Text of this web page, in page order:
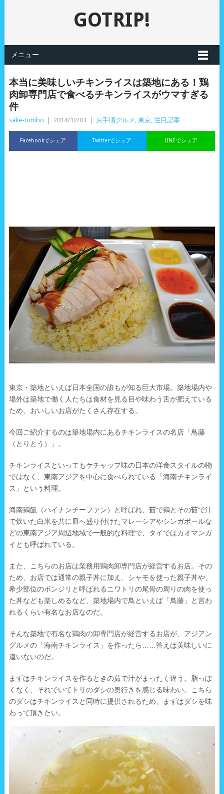
GOTRIP!
メニュー
本当に美味しいチキンライスは築地にある！鶏
肉卸専門店で食べるチキンライスがウマすぎる
件
sake-tombo 2014/12/03 お手頃グルメ , 東京, 注目記事
Facebookでシェア LINEでシェア
Twitterでシェア
東京・築地といえば日本全国の誰もが知る巨大市場。築地場内や
場外は築地で働く人たちは食材を見る目や味わう舌が肥えている
ため、おいしいお店がたくさん存在する。
今回ご紹介するのは築地場内にあるチキンライスの名店「鳥藤
（とりとう）」。
チキンライスといってもケチャップ味の日本の洋食スタイルの物
ではなく、東南アジアを中心に食べられている「海南チキンライ
ス」という料理。
海南鶏飯（ハイナンチーファン）と呼ばれ、茹で鶏とその茹で汁
で炊いた白米を共に皿へ盛り付けたマレーシアやシンガポールな
どの東南アジア周辺地域で一般的な料理で、タイではカオマンガ
イとも呼ばれている。
また、こちらのお店は業務用鶏肉卸専門店が経営するお店。その
ため、お店では通常の親子丼に加え、シャモを使った親子丼や、
希少部位のボンジリと呼ばれるニワトリの尾骨の周りの肉を使っ
た丼なども楽しめるなど、築地場内で鳥といえば「鳥藤」と言わ
れるくらい有名なお店なのだ。
そんな築地で有名な鶏肉の卸専門店が経営するお店が、アジアン
グルメの「海南チキンライス」を作ったら……答えは美味しいに
違いないのだ。
まずはチキンライスを作るときの茹で汁がまったく違う。脂っぽ
くなく、それでいてトリのダシの奥行きを感じる味わい。こちら
のダシはチキンライスと同時に提供されるため、まずはダシを味
わって頂きたい。